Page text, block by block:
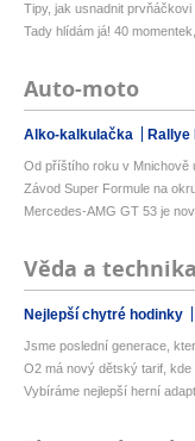
Tipy, jak usnadnit
Tady hlídám já! 40
Auto-moto
Alko-kalkulačka Rallye
Od příštího roku v Mnichově
Závod Super Formule na
Mercedes-AMG GT 53 je
Věda a technika
Nejlepší chytré hodinky
Jsme poslední generace,
O2 má nový dětský tarif, kde
Vybíráme nejlepší herní